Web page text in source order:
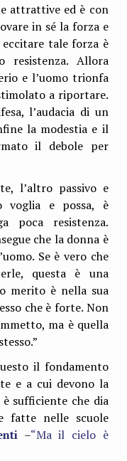
attrattive ed è con
in sé la forza e
tale forza è
resistenza. Allora
e l’uomo trionfa
a riportare.
l’audacia di un
la modestia e il
il debole per
l’altro passivo e
voglia e possa, è
poca resistenza.
che la donna è
Se è vero che
questa è una
merito è nella sua
che è forte. Non
ma è quella
il fondamento
e a cui devono la
sufficiente che dia
fatte nelle scuole
–“Ma il cielo è